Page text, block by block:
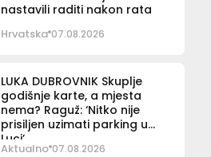
nastavili raditi nakon rata
Hrvatska 07.08.2026
LUKA DUBROVNIK Skuplje
godišnje karte, a mjesta
nema? Raguž: ‘Nitko nije
prisiljen uzimati parking u
Luci’
Aktualno 07.08.2026